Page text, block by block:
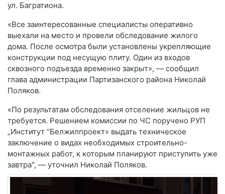
ул. Багратиона.
«Все заинтересованные специалисты оперативно
выехали на место и провели обследование жилого
дома. После осмотра были установлены укрепляющие
конструкции под несущую плиту. Один из входов
сквозного подъезда временно закрыт», — сообщил
глава администрации Партизанского района Николай
Поляков.
«По результатам обследования отселение жильцов не
требуется. Решением комиссии по ЧС поручено РУП
„Институт “Белжилпроект» выдать техническое
заключение о видах необходимых строительно-
монтажных работ, к которым планируют приступить уже
завтра", — уточнил Николай Поляков.